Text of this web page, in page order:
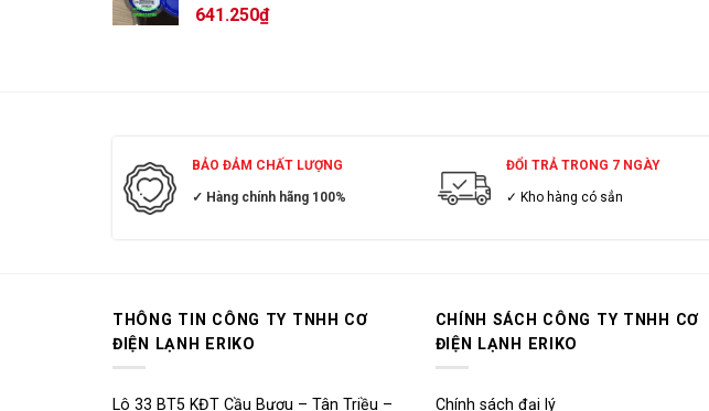
641.250₫
BẢO ĐẢM CHẤT LƯỢNG
✓ Hàng chính hãng 100%
ĐỔI TRẢ TRONG 7 NGÀY
✓ Kho hàng có sẳn
THÔNG TIN CÔNG TY TNHH CƠ
ĐIỆN LẠNH ERIKO
Lô 33 BT5 KĐT Cầu Bươu – Tân Triều –
CHÍNH SÁCH CÔNG TY TNHH CƠ
ĐIỆN LẠNH ERIKO
Chính sách đại lý